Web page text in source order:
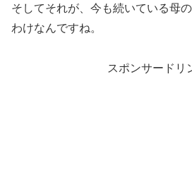
そしてそれが、今も続いている母
わけなんですね。
スポンサードリ